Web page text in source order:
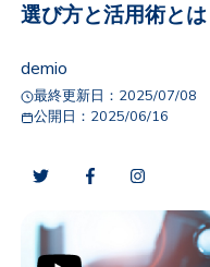
選び方と活用術とは
demio
最終更新日： 2025/07/08
公開日： 2025/06/16